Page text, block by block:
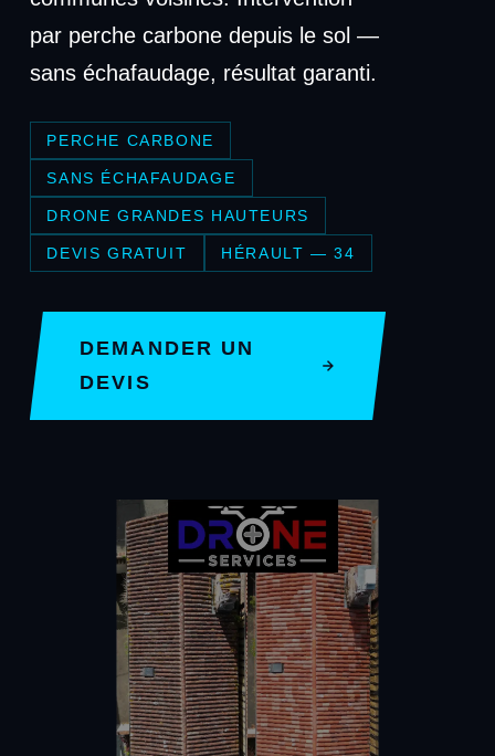
par perche carbone depuis le sol —
sans échafaudage, résultat garanti.
PERCHE CARBONE
SANS ÉCHAFAUDAGE
DRONE GRANDES HAUTEURS
DEVIS GRATUIT HÉRAULT — 34
DEMANDER UN
DEVIS